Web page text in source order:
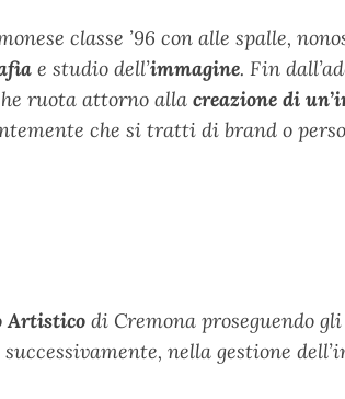
classe ’96 con alle spalle,
e studio dell’immagine. Fin
ruota attorno allacreazione di
che si tratti di brand o
Artistico di Cremona proseguendo
successivamente, nella gestione